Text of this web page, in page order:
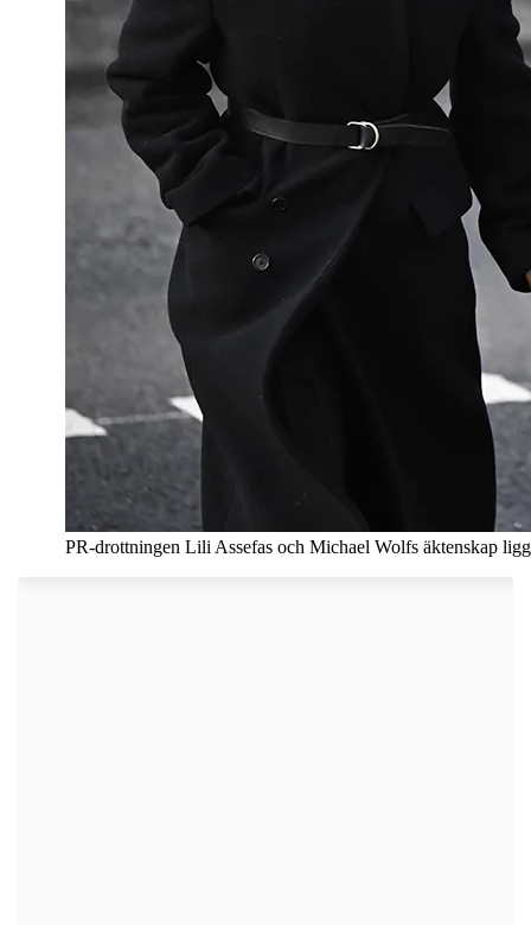
PR-drottningen Lili Assefas och Michael Wolfs äktenskap